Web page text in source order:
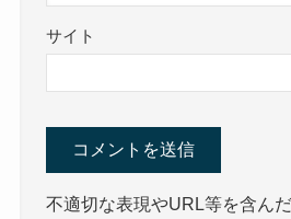
サイト
不適切な表現やURL等を含ん